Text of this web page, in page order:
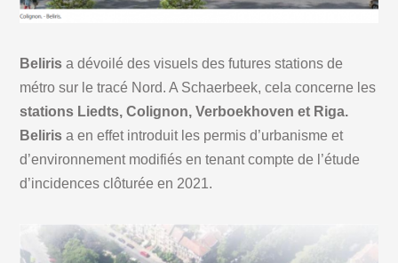
Beliris a dévoilé des visuels des futures stations de
métro sur le tracé Nord. A Schaerbeek, cela concerne les
stations Liedts, Colignon, Verboekhoven et Riga.
Beliris a en effet introduit les permis d’urbanisme et
d’environnement modifiés en tenant compte de l’étude
d’incidences clôturée en 2021.